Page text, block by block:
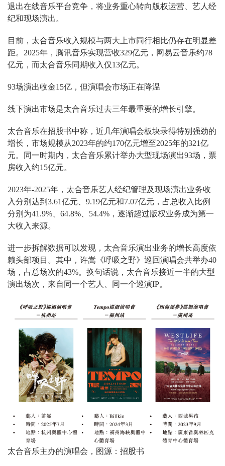
退出在线音乐平台竞争，将业务重心转向版权运营、艺人经
纪和现场演出。
目前，太合音乐收入规模与两大上市同行相比仍存在明显差
距。2025年，腾讯音乐实现营收329亿元，网易云音乐约78
亿元，而太合音乐同期收入仅13亿元。
93场演出收金15亿，但演唱会市场正在降温
线下演出市场是太合音乐过去三年最重要的增长引擎。
太合音乐在招股书中称，近几年演唱会板块录得特别强劲的
增长，市场规模从2023年的约170亿元增至2025年的321亿
元。同一时期内，太合音乐累计举办大型现场演出93场，票
房收入约15亿元。
2023年-2025年，太合音乐艺人经纪管理及现场演出业务收
入分别达到3.61亿元、9.19亿元和7.07亿元，占总收入比例
分别为41.9%、64.8%、54.4%，逐渐超过版权业务成为第一
大收入来源。
进一步拆解数据可以发现，太合音乐演出业务的增长高度依
赖头部项目。其中，许嵩《呼吸之野》巡回演唱会共举办40
场，占总场次的43%。换句话说，太合音乐接近一半的大型
演出场次，来自同一个艺人、同一个巡演IP。
太合音乐主办的演唱会，图源：招股书